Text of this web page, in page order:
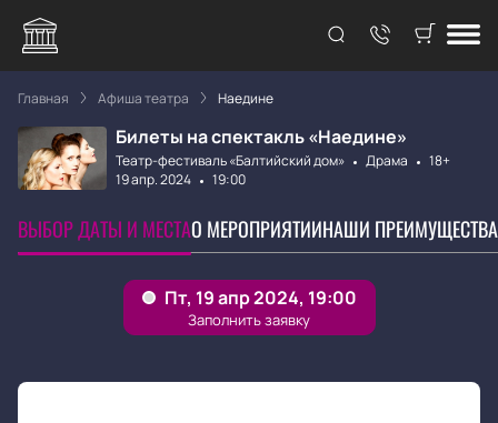
Главная Афиша театра Наедине
Билеты на спектакль «Наедине»
Театр-фестиваль «Балтийский дом» Драма
18+
19 апр. 2024
19:00
ВЫБОР ДАТЫ И МЕСТАО МЕРОПРИЯТИИНАШИ ПРЕИМУЩЕСТВА